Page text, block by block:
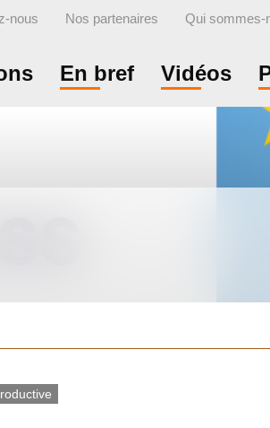
nous Nos partenaires Qui sommes-
En bref Vidéos